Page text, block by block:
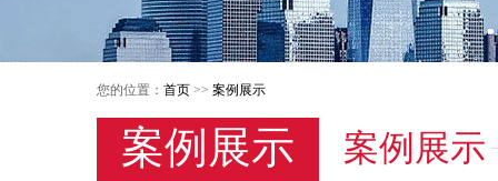
您的位置： 首页 >> 案例展示
案例展示 案例展示